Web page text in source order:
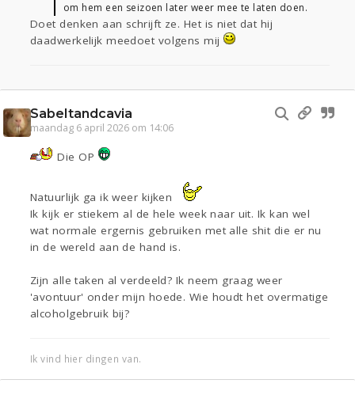
om hem een seizoen later weer mee te laten doen.
Doet denken aan schrijft ze. Het is niet dat hij
daadwerkelijk meedoet volgens mij
Sabeltandcavia
maandag 6 april 2026 om 14:06
Die OP
Natuurlijk ga ik weer kijken
Ik kijk er stiekem al de hele week naar uit. Ik kan wel
wat normale ergernis gebruiken met alle shit die er nu
in de wereld aan de hand is.
Zijn alle taken al verdeeld? Ik neem graag weer
'avontuur' onder mijn hoede. Wie houdt het overmatige
alcoholgebruik bij?
Ik vind hier dingen van.